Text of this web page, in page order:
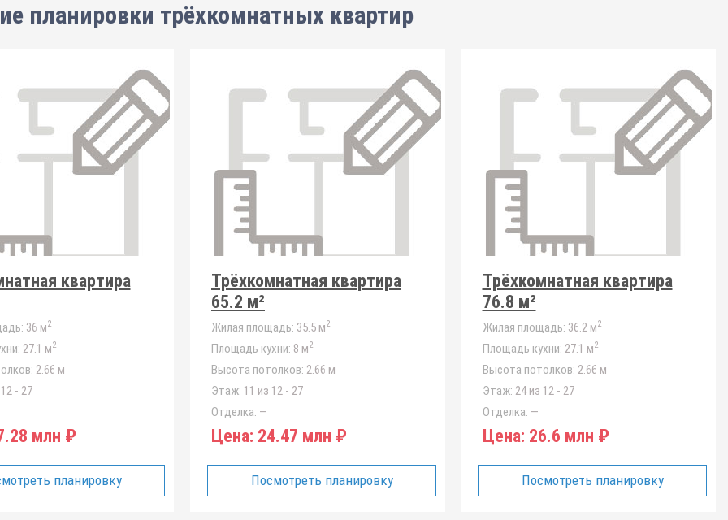
планировки трёхкомнатных квартир
квартира
36 м2
27.1 м2
2.66 м
- 27
млн ₽
планировку
Трёхкомнатная квартира
65.2 м²
Жилая площадь: 35.5 м2
Площадь кухни: 8 м2
Высота потолков: 2.66 м
Этаж: 11 из 12 - 27
Отделка: —
Цена: 24.47 млн ₽
Посмотреть планировку
Трёхкомнатная квартира
76.8 м²
Жилая площадь: 36.2 м2
Площадь кухни: 27.1 м2
Высота потолков: 2.66 м
Этаж: 24 из 12 - 27
Отделка: —
Цена: 26.6 млн ₽
Посмотреть планировку